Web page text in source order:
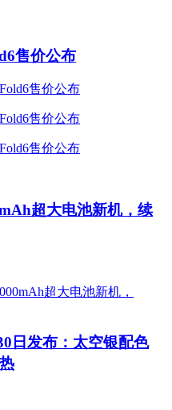
售价公布
超大电池新机，续
日发布：太空银配色